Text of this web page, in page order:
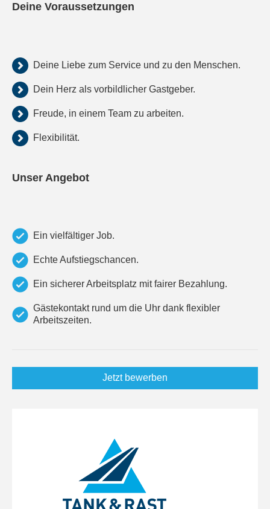
Deine Voraussetzungen
Deine Liebe zum Service und zu den Menschen.
Dein Herz als vorbildlicher Gastgeber.
Freude, in einem Team zu arbeiten.
Flexibilität.
Unser Angebot
Ein vielfältiger Job.
Echte Aufstiegschancen.
Ein sicherer Arbeitsplatz mit fairer Bezahlung.
Gästekontakt rund um die Uhr dank flexibler
Arbeitszeiten.
Jetzt bewerben